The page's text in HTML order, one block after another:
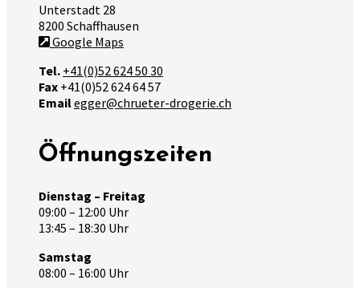
Unterstadt 28
8200 Schaffhausen
Google Maps
Tel. +41(0)52 624 50 30
Fax +41(0)52 624 64 57
Emailegger@chrueter-drogerie.ch
Öffnungszeiten
Dienstag – Freitag
09:00 – 12:00 Uhr
13:45 – 18:30 Uhr
Samstag
08:00 – 16:00 Uhr